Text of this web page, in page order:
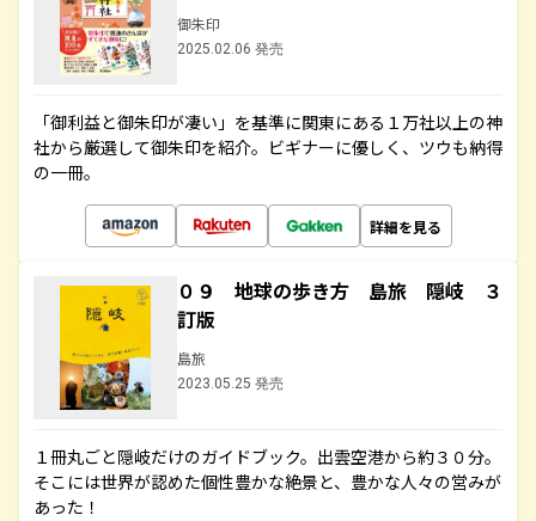
御朱印
2025.02.06 発売
「御利益と御朱印が凄い」を基準に関東にある１万社以上の神
社から厳選して御朱印を紹介。ビギナーに優しく、ツウも納得
の一冊。
詳細を見る
０９ 地球の歩き方 島旅 隠岐 ３
訂版
島旅
2023.05.25 発売
１冊丸ごと隠岐だけのガイドブック。出雲空港から約３０分。
そこには世界が認めた個性豊かな絶景と、豊かな人々の営みが
あった！